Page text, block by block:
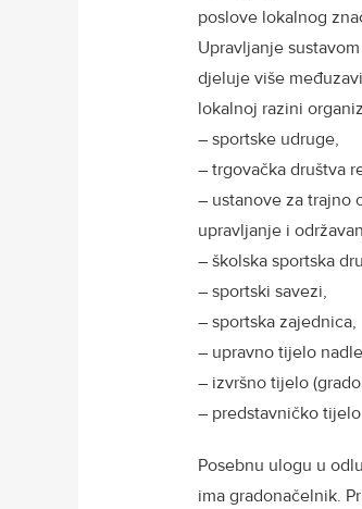
poslove lokalnog
Upravljanje
djeluje više
lokalnoj razini
– sportske udruge,
– trgovačka društva
– ustanove za trajno
upravljanje i
– školska sportska
– sportski savezi,
– sportska zajednica,
– upravno tijelo
– izvršno tijelo
– predstavničko
Posebnu ulogu u
ima gradonačelnik.